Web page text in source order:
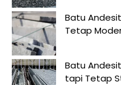
Batu
Tetap
Batu
tapi Tetap